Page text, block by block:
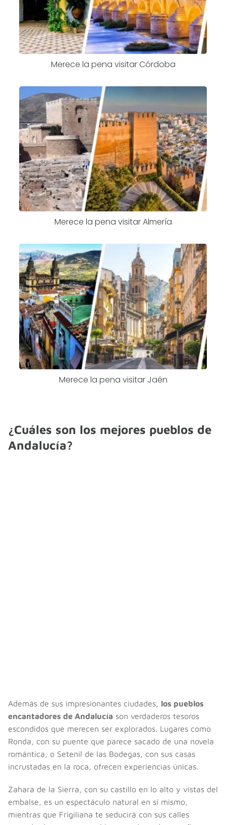
Merece la pena visitar Córdoba
Merece la pena visitar Almería
Merece la pena visitar Jaén
¿Cuáles son los mejores pueblos de
Andalucía?
Además de sus impresionantes ciudades, los pueblos
encantadores de Andalucía son verdaderos tesoros
escondidos que merecen ser explorados. Lugares como
Ronda, con su puente que parece sacado de una novela
romántica, o Setenil de las Bodegas, con sus casas
incrustadas en la roca, ofrecen experiencias únicas.
Zahara de la Sierra, con su castillo en lo alto y vistas del
embalse, es un espectáculo natural en sí mismo,
mientras que Frigiliana te seducirá con sus calles